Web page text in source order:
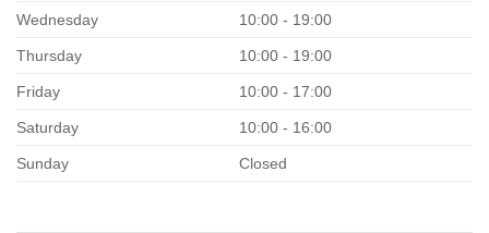
Wednesday 10:00 - 19:00
Thursday 10:00 - 19:00
Friday 10:00 - 17:00
Saturday 10:00 - 16:00
Sunday Closed